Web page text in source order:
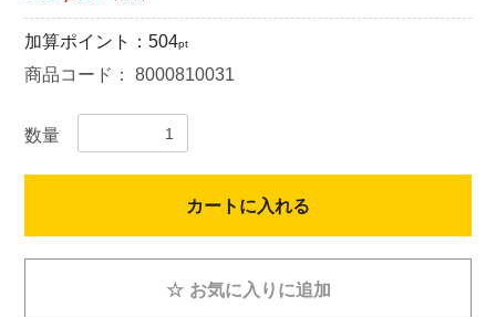
加算ポイント：504pt
商品コード：8000810031
数量
カートに入れる
☆ お気に入りに追加